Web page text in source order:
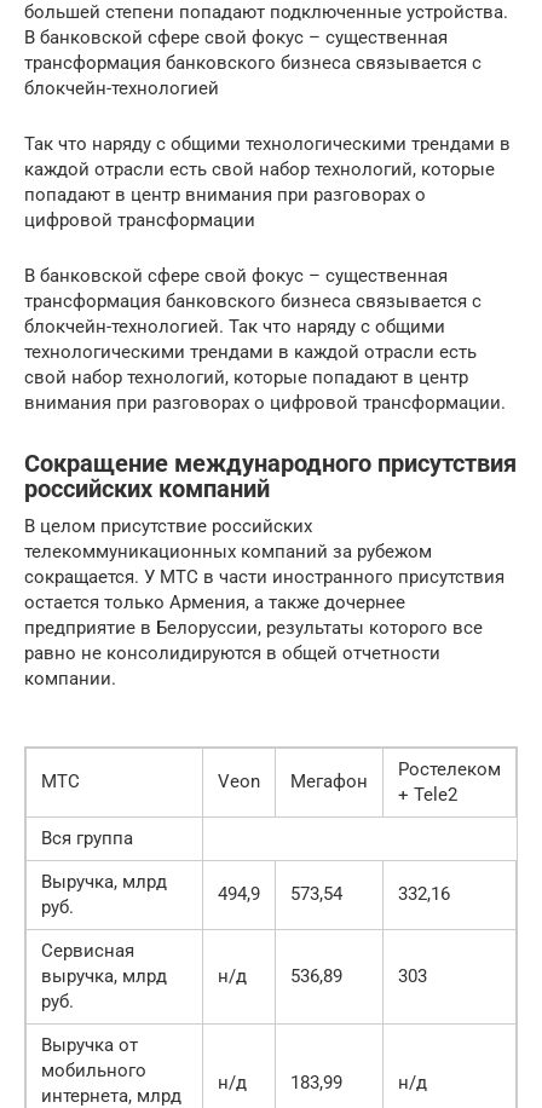
большей степени попадают подключенные устройства.
В банковской сфере свой фокус – существенная
трансформация банковского бизнеса связывается с
блокчейн-технологией
Так что наряду с общими технологическими трендами в
каждой отрасли есть свой набор технологий, которые
попадают в центр внимания при разговорах о
цифровой трансформации
В банковской сфере свой фокус – существенная
трансформация банковского бизнеса связывается с
блокчейн-технологией. Так что наряду с общими
технологическими трендами в каждой отрасли есть
свой набор технологий, которые попадают в центр
внимания при разговорах о цифровой трансформации.
Сокращение международного присутствия
российских компаний
В целом присутствие российских
телекоммуникационных компаний за рубежом
сокращается. У МТС в части иностранного присутствия
остается только Армения, а также дочернее
предприятие в Белоруссии, результаты которого все
равно не консолидируются в общей отчетности
компании.
МТС Veon Мегафон
Ростелеком
+ Tele2
Вся группа
Выручка, млрд
руб.
494,9 573,54 332,16
Сервисная
выручка, млрд
руб.
н/д 536,89 303
Выручка от
мобильного
интернета, млрд
н/д 183,99 н/д